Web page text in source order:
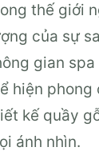
thế giới
của sự
gian
hiện phong
kế quầy
ánh nhìn.